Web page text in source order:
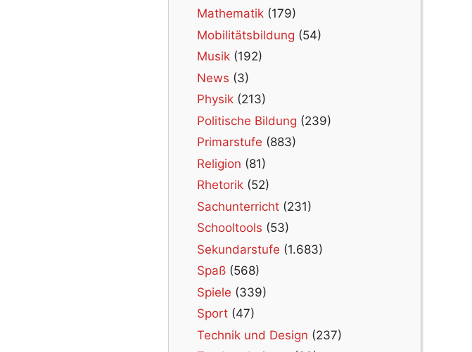
Mathematik (179)
Mobilitätsbildung (54)
Musik (192)
News (3)
Physik (213)
Politische Bildung (239)
Primarstufe (883)
Religion (81)
Rhetorik (52)
Sachunterricht (231)
Schooltools (53)
Sekundarstufe (1.683)
Spaß (568)
Spiele (339)
Sport (47)
Technik und Design (237)